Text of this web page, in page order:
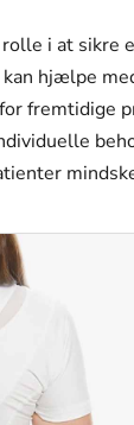
i at sikre
hjælpe
fremtidige